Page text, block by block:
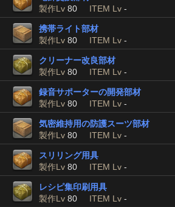
製作Lv 80 ITEM Lv -
携帯ライト部材
製作Lv 80 ITEM Lv -
クリーナー改良部材
製作Lv 80 ITEM Lv -
録音サポーターの開発部材
製作Lv 80 ITEM Lv -
気密維持用の防護スーツ部材
製作Lv 80 ITEM Lv -
スリリング用具
製作Lv 80 ITEM Lv -
レシピ集印刷用具
製作Lv 80 ITEM Lv -